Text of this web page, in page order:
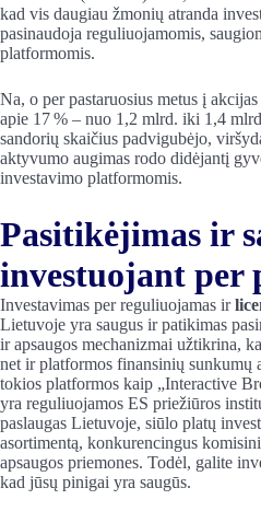
kad vis daugiau žmonių atranda
pasinaudoja reguliuojamomis,
platformomis.
Na, o per pastaruosius metus į
apie 17 % – nuo 1,2 mlrd. iki 1,4
sandorių skaičius padvigubėjo,
aktyvumo augimas rodo didėjantį
investavimo platformomis.
Pasitikėjimas ir
investuojant per
Investavimas per reguliuojamas ir
Lietuvoje yra saugus ir patikimas
ir apsaugos mechanizmai užtikrina,
net ir platformos finansinių sunkumų
tokios platformos kaip „Interactive
yra reguliuojamos ES priežiūros
paslaugas Lietuvoje, siūlo platų
asortimentą, konkurencingus
apsaugos priemones. Todėl, galite
kad jūsų pinigai yra saugūs.